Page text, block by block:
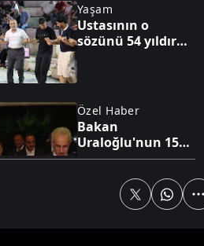
Yaşam
Ustasının o
sözünü 54 yıldır
Özel Haber
Bakan
Uraloğlu'nun 15
saati aşan
eşlik etti
İtalya-İspanya